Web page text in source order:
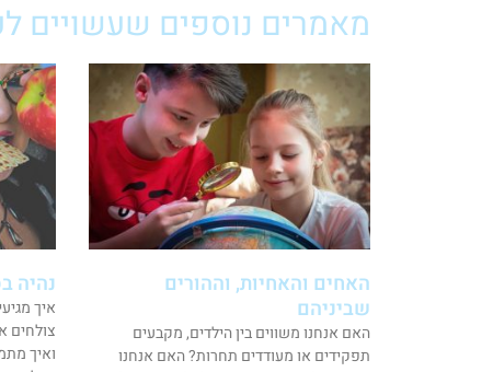
מאמרים נוספים שעשויים
האחים והאחיות, וההורים
שביניהם
האם אנחנו משווים בין הילדים, מקבעים
תפקידים או מעודדים תחרות? האם אנחנו
נהיה
איך
צולחים
ואיך